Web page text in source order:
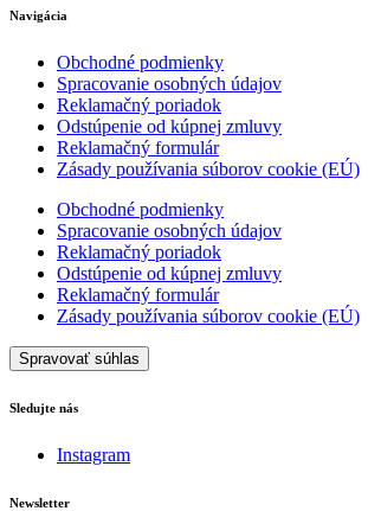
Navigácia
Obchodné podmienky
Spracovanie osobných údajov
Reklamačný poriadok
Odstúpenie od kúpnej zmluvy
Reklamačný formulár
Zásady používania súborov cookie (EÚ)
Obchodné podmienky
Spracovanie osobných údajov
Reklamačný poriadok
Odstúpenie od kúpnej zmluvy
Reklamačný formulár
Zásady používania súborov cookie (EÚ)
Spravovať súhlas
Sledujte nás
Instagram
Newsletter